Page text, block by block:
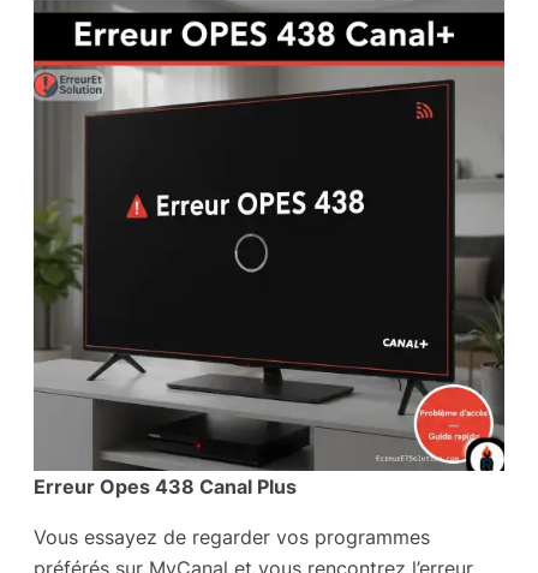
Erreur Opes 438 Canal Plus
Vous essayez de regarder vos programmes
préférés sur MyCanal et vous rencontrez l’erreur